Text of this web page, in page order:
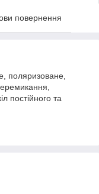
повернення
поляризоване,
постійного та